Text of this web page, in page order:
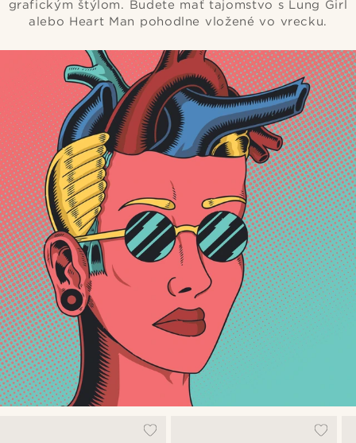
grafickým štýlom. Budete mať tajomstvo s Lung Girl
alebo Heart Man pohodlne vložené vo vrecku.